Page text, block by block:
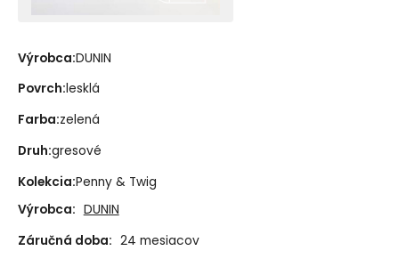
Výrobca:DUNIN
Povrch:lesklá
Farba:zelená
Druh:gresové
Kolekcia:Penny & Twig
Výrobca: DUNIN
Záručná doba: 24 mesiacov